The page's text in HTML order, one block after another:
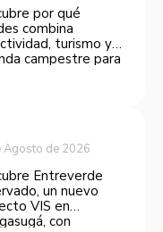
por qué
combina
turismo y
campestre para
Agosto de 2026
Entreverde
un nuevo
VIS en
con